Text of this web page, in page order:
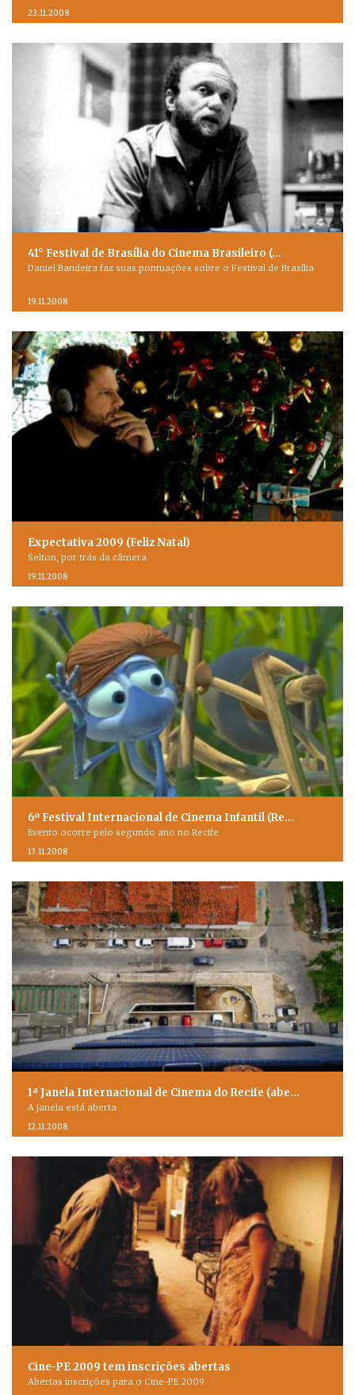
23.11.2008
41° Festival de Brasília do Cinema Brasileiro (…
Daniel Bandeira faz suas pontuações sobre o Festival de Brasília
19.11.2008
Expectativa 2009 (Feliz Natal)
Selton, por trás da câmera
19.11.2008
6º Festival Internacional de Cinema Infantil (Re…
Evento ocorre pelo segundo ano no Recife
13.11.2008
1ª Janela Internacional de Cinema do Recife (abe…
A janela está aberta
12.11.2008
Cine-PE 2009 tem inscrições abertas
Abertas inscrições para o Cine-PE 2009